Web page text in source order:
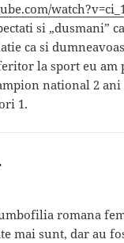
si „dusmani”
ca si
la sport eu am
national 2
1.
romana
mai sunt, dar au